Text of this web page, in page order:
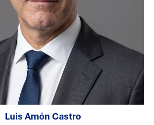
Luis Amón Castro